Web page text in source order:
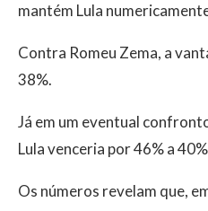
mantém Lula
Contra Romeu Zema, a
38%.
Já em um eventual
Lula venceria por 46% a
Os números revelam que,